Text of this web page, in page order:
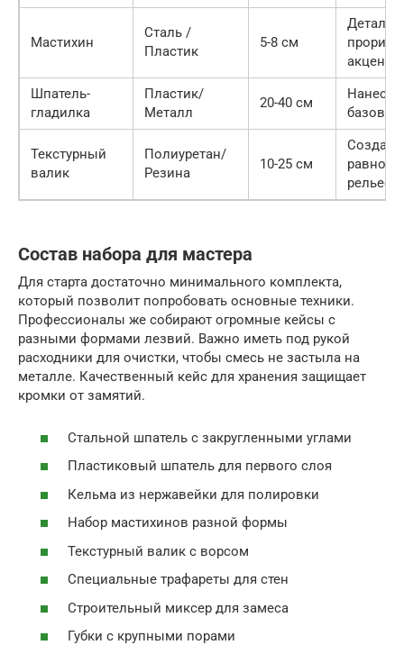
Мастихин
Сталь /
Пластик
5-8 см
акценты
Шпатель-
гладилка
Пластик/
Металл
20-40 см
Текстурный
валик
Полиуретан/
Резина
10-25 см
рельефа
Состав набора для мастера
Для старта достаточно минимального комплекта,
который позволит попробовать основные техники.
Профессионалы же собирают огромные кейсы с
разными формами лезвий. Важно иметь под рукой
расходники для очистки, чтобы смесь не застыла на
металле. Качественный кейс для хранения защищает
кромки от замятий.
Стальной шпатель с закругленными углами
Пластиковый шпатель для первого слоя
Кельма из нержавейки для полировки
Набор мастихинов разной формы
Текстурный валик с ворсом
Специальные трафареты для стен
Строительный миксер для замеса
Губки с крупными порами